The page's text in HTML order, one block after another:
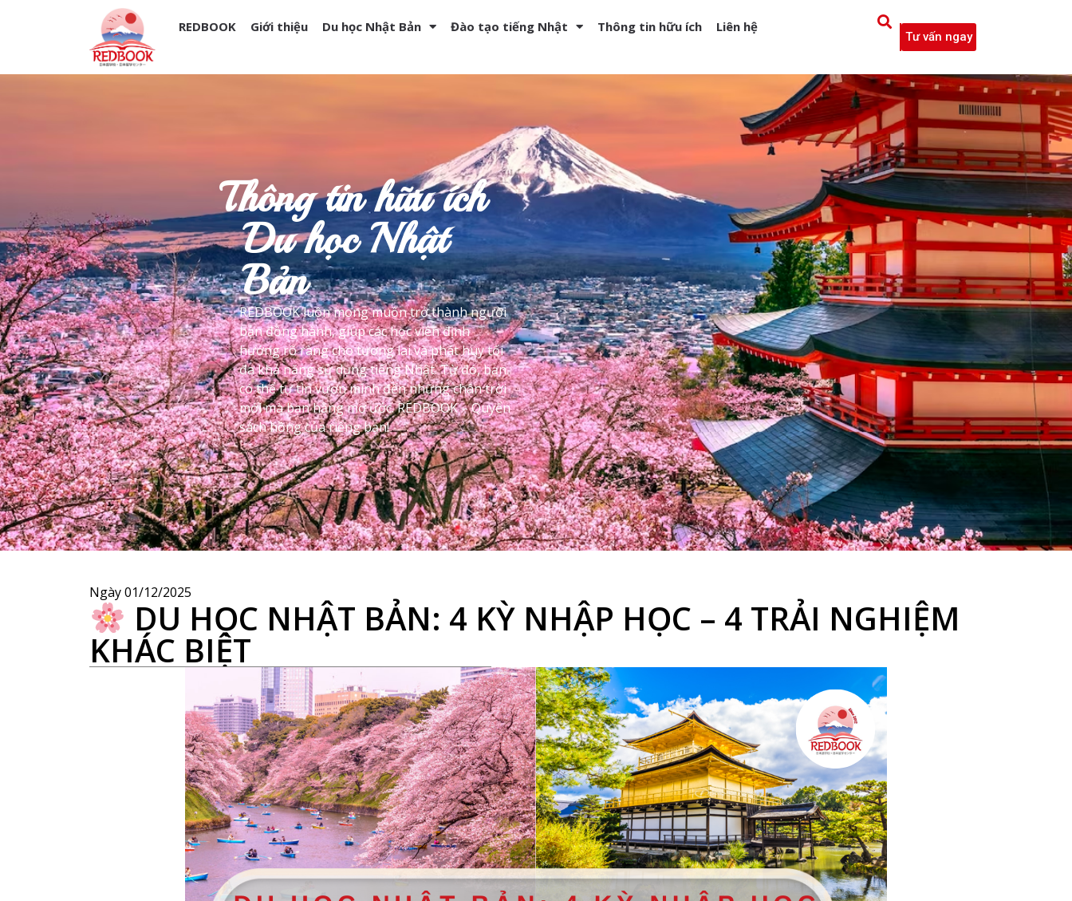
REDBOOK Giới thiệu Du học Nhật Bản Đào tạo tiếng Nhật Thông tin hữu ích Liên hệ
Tư vấn ngay
Thông tin hữu ích
Du học Nhật
Bản
REDBOOK luôn mong muốn trở thành người
bạn đồng hành, giúp các học viên định
hướng rõ ràng cho tương lai và phát huy tối
đa khả năng sử dụng tiếng Nhật. Từ đó, bạn
có thể tự tin vươn mình đến những chân trời
mới mà bạn hằng mơ ước. REDBOOK – Quyển
sách hồng của riêng bạn!
Ngày01/12/2025
DU HỌC NHẬT BẢN: 4 KỲ NHẬP HỌC – 4 TRẢI NGHIỆM
KHÁC BIỆT